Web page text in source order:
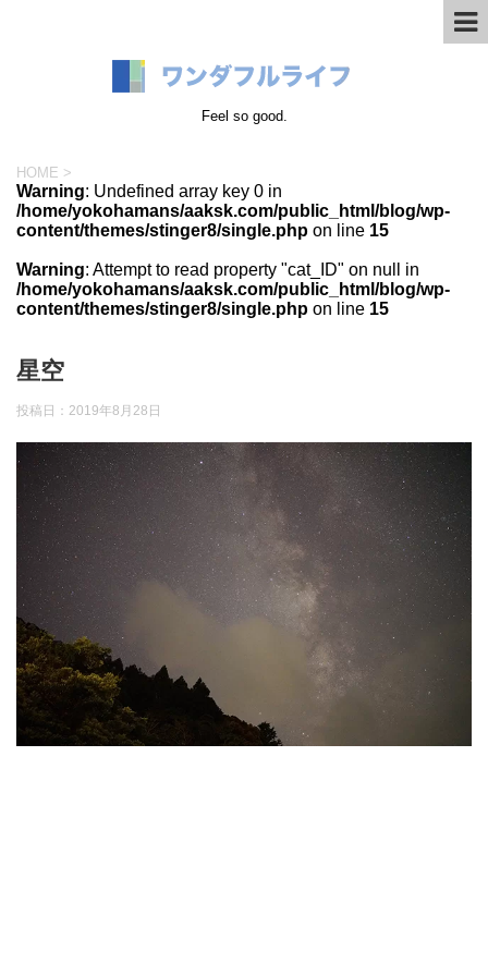
Feel so good.
HOME >
Warning: Undefined array key 0 in
/home/yokohamans/aaksk.com/public_html/blog/wp-
content/themes/stinger8/single.php on line 15
Warning: Attempt to read property "cat_ID" on null in
/home/yokohamans/aaksk.com/public_html/blog/wp-
content/themes/stinger8/single.php on line 15
星空
投稿日： 2019年8月28日